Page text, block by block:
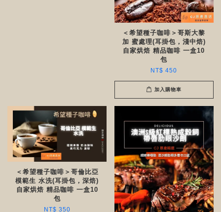
＜希望種子咖啡＞哥斯大黎
加 蜜處理(耳掛包，淺中焙)
自家烘焙 精品咖啡 一盒10
包
NT$ 450
加入購物車
＜希望種子咖啡＞哥倫比亞
模範生 水洗(耳掛包，深焙)
自家烘焙 精品咖啡 一盒10
包
NT$ 350